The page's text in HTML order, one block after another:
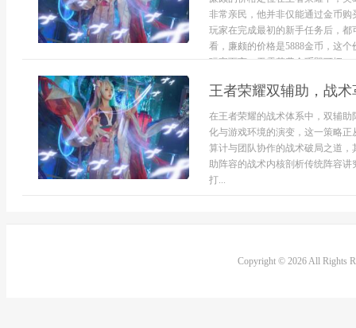
非常亲民，他并非仅能通过金币
玩家在完成最初的新手任务后，
看，廉颇的价格是5888金币，这
玩家而言，无需花费金币即可拥...
王者荣耀双辅助，战
在王者荣耀的战术体系中，双辅
化与游戏环境的演变，这一策略
算计与团队协作的战术破局之道
助阵容的战术内核剖析传统阵容
打...
Copyright © 2026 All Rights